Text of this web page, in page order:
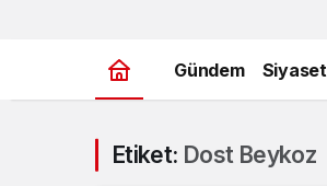
Gündem Siyaset
Etiket: Dost Beykoz